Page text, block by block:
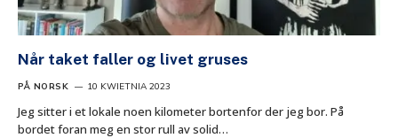
Når taket faller og livet gruses
PÅ NORSK 10 KWIETNIA 2023
Jeg sitter i et lokale noen kilometer bortenfor der jeg bor. På
bordet foran meg en stor rull av solid…